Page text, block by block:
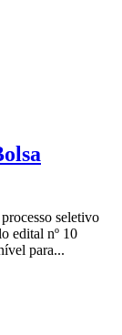
seletivo
edital nº 10
para...